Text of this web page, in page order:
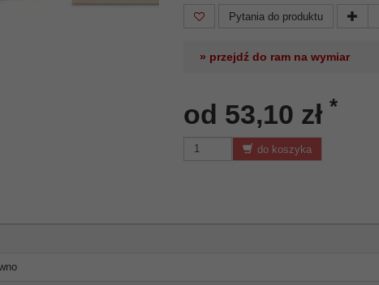
Pytania do produktu
» przejdź do ram na wymiar
od 53,10 zł *
do koszyka